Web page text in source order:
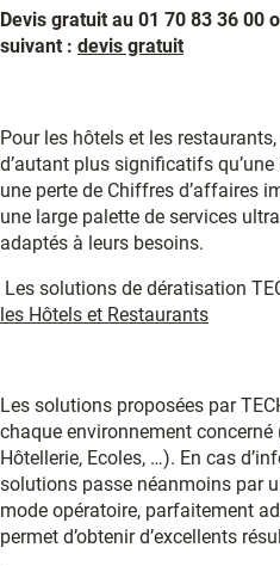
Devis gratuit au 01 70 83 36 00
suivant : devis gratuit
Pour les hôtels et les
d’autant plus significatifs
une perte de Chiffres d’affaires
une large palette de services
adaptés à leurs besoins.
Les solutions de dératisation
les Hôtels et Restaurants
Les solutions proposées par
chaque environnement
Hôtellerie, Ecoles, …). En cas
solutions passe néanmoins par
mode opératoire, parfaitement
permet d’obtenir d’excellents